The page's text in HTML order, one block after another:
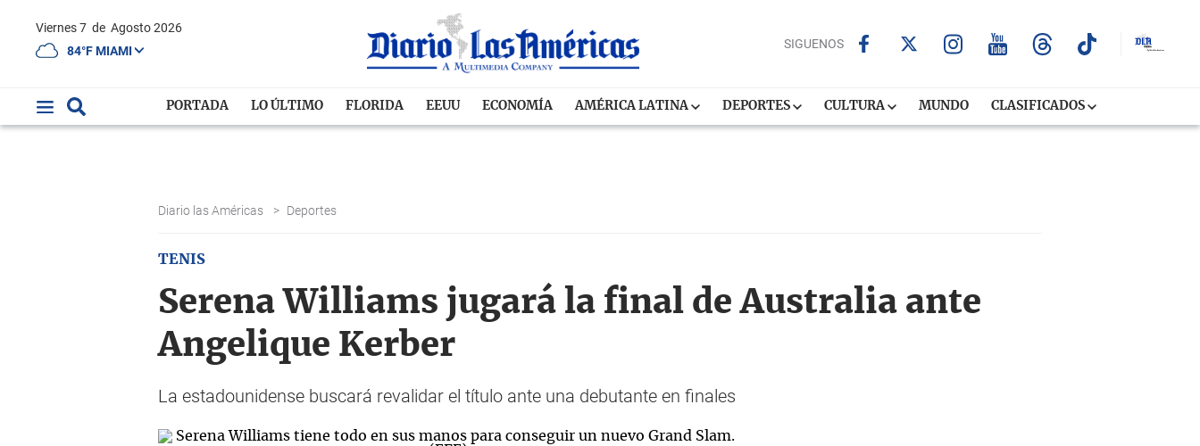
Viernes 7 de Agosto 2026
84°F MIAMI
SIGUENOS
PORTADA LO ÚLTIMO FLORIDA EEUU ECONOMÍA AMÉRICA LATINA DEPORTES CULTURA MUNDO CLASIFICADOS
Diario las Américas > Deportes
TENIS
Serena Williams jugará la final de Australia ante
Angelique Kerber
La estadounidense buscará revalidar el título ante una debutante en finales